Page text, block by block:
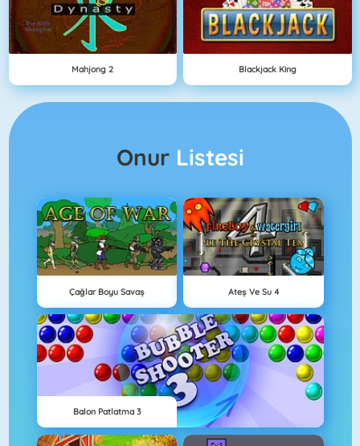
Mahjong 2 Blackjack King
Onur Listesi
Çağlar Boyu Savaş Ateş Ve Su 4
Balon Patlatma 3